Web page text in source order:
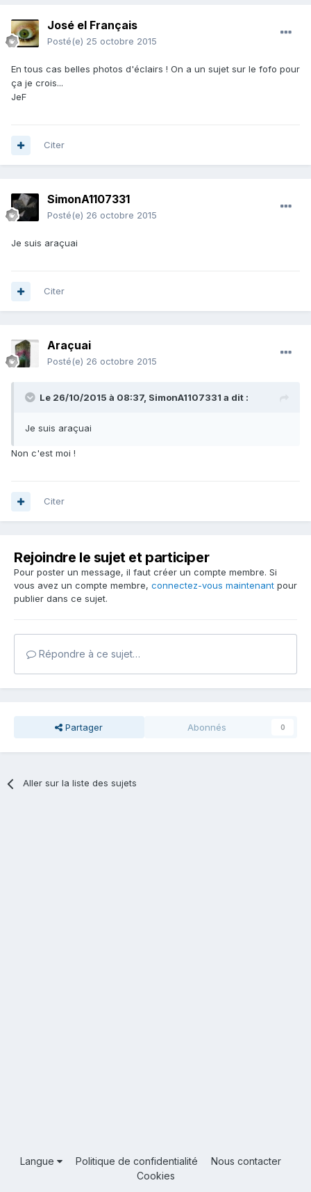
José el Français
Posté(e) 25 octobre 2015
En tous cas belles photos d'éclairs ! On a un sujet sur le fofo pour
ça je crois...
JeF
Citer
SimonA1107331
Posté(e) 26 octobre 2015
Je suis araçuai
Citer
Araçuai
Posté(e) 26 octobre 2015
Le 26/10/2015 à 08:37, SimonA1107331 a dit :
Je suis araçuai
Non c'est moi !
Citer
Rejoindre le sujet et participer
Pour poster un message, il faut créer un compte membre. Si
vous avez un compte membre, connectez-vous maintenant pour
publier dans ce sujet.
Répondre à ce sujet…
Partager Abonnés 0
Aller sur la liste des sujets
Langue Politique de confidentialité
Nous contacter
Cookies